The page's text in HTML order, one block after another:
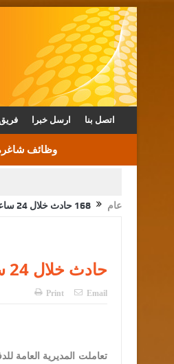
ارسل خبرا اتصل بنا
وظائف
الملك يتلقى
عام 168 حادث خلال 24 ساعة الماضية
168 حادث خلال 24 ساعة الماضية
Print Email